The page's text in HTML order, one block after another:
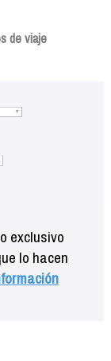
de viaje
exclusivo
lo hacen